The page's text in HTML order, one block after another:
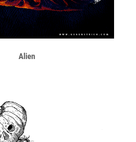
Alien